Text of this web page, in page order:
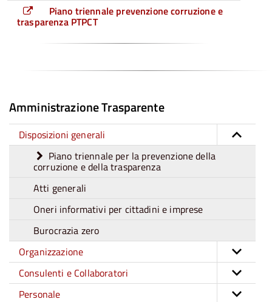
Piano triennale prevenzione corruzione e
trasparenza PTPCT
Amministrazione Trasparente
Disposizioni generali
Piano triennale per la prevenzione della
corruzione e della trasparenza
Atti generali
Oneri informativi per cittadini e imprese
Burocrazia zero
Organizzazione
Consulenti e Collaboratori
Personale